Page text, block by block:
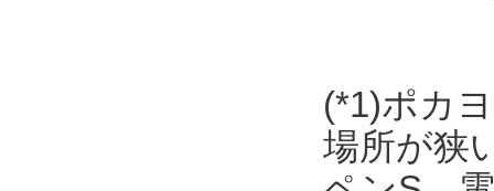
(*1)ポカ
場所が狭